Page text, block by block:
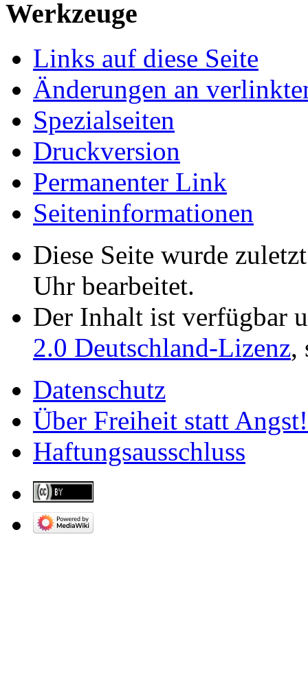
Werkzeuge
Links auf diese Seite
Änderungen an
Spezialseiten
Druckversion
Permanenter Link
Seiten­­informationen
Diese Seite wurde
Uhr bearbeitet.
Der Inhalt ist verfügbar
2.0 Deutschland-Lizenz,
Datenschutz
Über Freiheit statt Angst!
Haftungsausschluss